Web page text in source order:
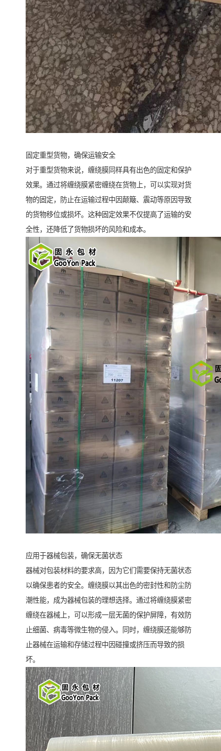
固定重型货物，确保运输安全
对于重型货物来说，缠绕膜同样具有出色的固定和保护
效果。通过将缠绕膜紧密缠绕在货物上，可以实现对货
物的固定，防止在运输过程中因颠簸、震动等原因导致
的货物移位或损坏。这种固定效果不仅提高了运输的安
全性，还降低了货物损坏的风险和成本。
应用于器械包装，确保无菌状态
器械对包装材料的要求高，因为它们需要保持无菌状态
以确保患者的安全。缠绕膜以其出色的密封性和防尘防
潮性能，成为器械包装的理想选择。通过将缠绕膜紧密
缠绕在器械上，可以形成一层无菌的保护屏障，有效防
止细菌、病毒等微生物的侵入。同时，缠绕膜还能够防
止器械在运输和存储过程中因碰撞或挤压而导致的损
坏。